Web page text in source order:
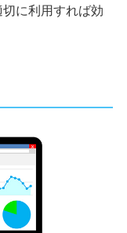
に利用すれば効